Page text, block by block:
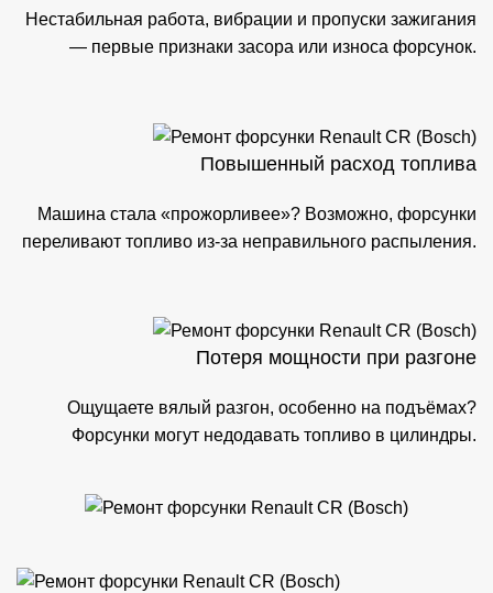
Нестабильная работа, вибрации и пропуски зажигания
— первые признаки засора или износа форсунок.
Повышенный расход топлива
Машина стала «прожорливее»? Возможно, форсунки
переливают топливо из-за неправильного распыления.
Потеря мощности при разгоне
Ощущаете вялый разгон, особенно на подъёмах?
Форсунки могут недодавать топливо в цилиндры.